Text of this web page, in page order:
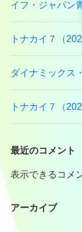
イフ・ジャパン
トナカイ７（
ダイナミックス
トナカイ７（
最近のコメント
表示できるコメ
アーカイブ